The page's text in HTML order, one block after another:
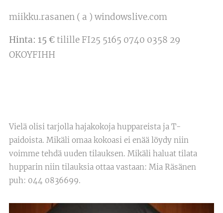
miikku.rasanen ( a ) windowslive.com
Hinta: 15 €tilille FI25 5165 0740 0358 29
OKOYFIHH
Vielä olisi tarjolla hajakokoja huppareista ja T-
paidoista. Mikäli omaa kokoasi ei enää löydy niin
voimme tehdä uuden tilauksen. Mikäli haluat tilata
hupparin niin tilauksia ottaa vastaan: Mia Räsänen
puh: 044 0836699.